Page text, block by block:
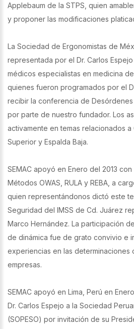
Applebaum de la STPS, quien
y proponer las modificaciones
La Sociedad de Ergonomistas de
representada por el Dr. Carlos
médicos especialistas en medicina
quienes fueron programados por el
recibir la conferencia de
por parte de nuestro fundador. Los
activamente en temas relacionados a
Superior y Espalda Baja.
SEMAC apoyó en Enero del 2013
Métodos OWAS, RULA y REBA, a
quien representándonos dictó este
Seguridad del IMSS de Cd. Juárez
Marco Hernández. La participación
de dinámica fue de grato convivio e
experiencias en las determinaciones
empresas.
SEMAC apoyó en Lima, Perú en
Dr. Carlos Espejo a la Sociedad
(SOPESO) por invitación de su